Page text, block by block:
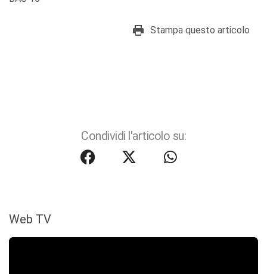
Stampa questo articolo
Condividi l'articolo su:
Web TV